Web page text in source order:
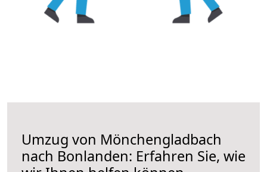
Umzug von Mönchengladbach
nach Bonlanden: Erfahren Sie, wie